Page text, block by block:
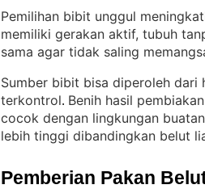
Pemilihan bibit unggul
memiliki gerakan aktif, tubuh
sama agar tidak saling
Sumber bibit bisa diperoleh dari
terkontrol. Benih hasil
cocok dengan lingkungan
lebih tinggi dibandingkan belut
Pemberian Pakan